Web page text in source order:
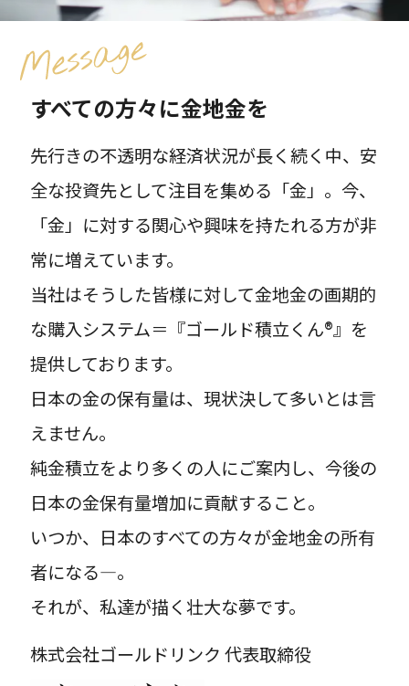
すべての方々に金地金を
先行きの不透明な経済状況が長く続く中、安
全な投資先として注目を集める「金」。今、
「金」に対する関心や興味を持たれる方が非
常に増えています。
当社はそうした皆様に対して金地金の画期的
な購入システム＝『ゴールド積立くん®』を
提供しております。
日本の金の保有量は、現状決して多いとは言
えません。
純金積立をより多くの人にご案内し、今後の
日本の金保有量増加に貢献すること。
いつか、日本のすべての方々が金地金の所有
者になる―。
それが、私達が描く壮大な夢です。
株式会社ゴールドリンク 代表取締役